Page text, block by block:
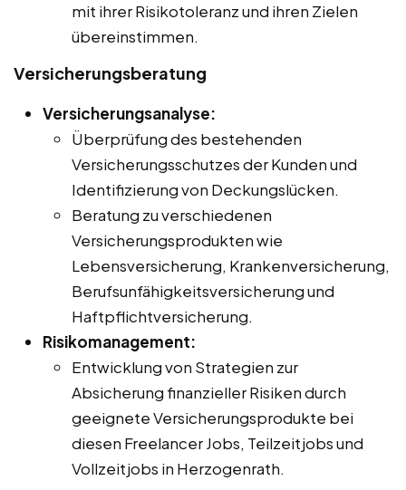
mit ihrer Risikotoleranz und ihren Zielen
übereinstimmen.
Versicherungsberatung
Versicherungsanalyse:
Überprüfung des bestehenden
Versicherungsschutzes der Kunden und
Identifizierung von Deckungslücken.
Beratung zu verschiedenen
Versicherungsprodukten wie
Lebensversicherung, Krankenversicherung,
Berufsunfähigkeitsversicherung und
Haftpflichtversicherung.
Risikomanagement:
Entwicklung von Strategien zur
Absicherung finanzieller Risiken durch
geeignete Versicherungsprodukte bei
diesen Freelancer Jobs, Teilzeitjobs und
Vollzeitjobs in Herzogenrath.